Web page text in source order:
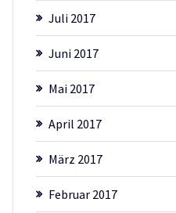
Juli 2017
Juni 2017
Mai 2017
April 2017
März 2017
Februar 2017